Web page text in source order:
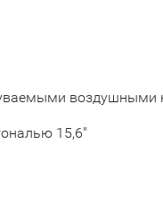
воздушными
15,6"